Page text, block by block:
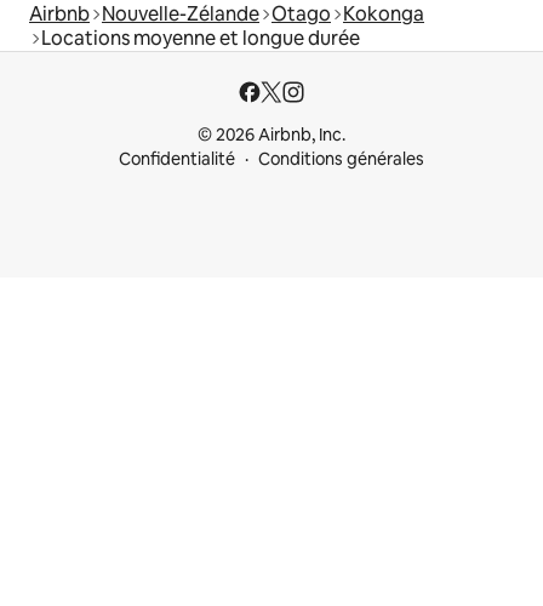
Airbnb Nouvelle-Zélande Otago Kokonga
Locations moyenne et longue durée
© 2026 Airbnb, Inc.
Confidentialité
Conditions générales